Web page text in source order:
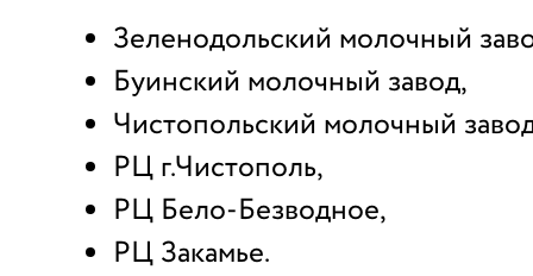
Зеленодольский молочный
Буинский молочный завод,
Чистопольский молочный
РЦ г.Чистополь,
РЦ Бело-Безводное,
РЦ Закамье.